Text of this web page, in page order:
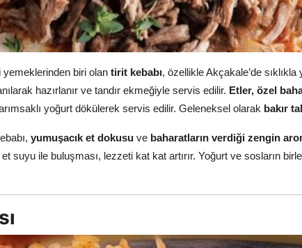
yemeklerinden biri olan tirit kebabı, özellikle Akçakale’de
hazırlanır ve tandır ekmeğiyle servis edilir. Etler, özel
yoğurt dökülerek servis edilir. Geleneksel olarak bakır
yumuşacık et dokusu ve baharatların verdiği zengin
suyu ile buluşması, lezzeti kat kat artırır. Yoğurt ve sosların